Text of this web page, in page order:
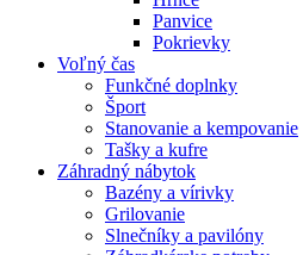
Panvice
Pokrievky
Voľný čas
Funkčné doplnky
Šport
Stanovanie a kempovanie
Tašky a kufre
Záhradný nábytok
Bazény a vírivky
Grilovanie
Slnečníky a pavilóny